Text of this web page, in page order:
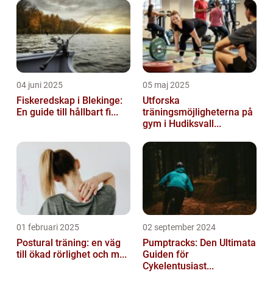
04 juni 2025
Fiskeredskap i Blekinge:
En guide till hållbart fi...
05 maj 2025
Utforska
träningsmöjligheterna på
gym i Hudiksvall...
01 februari 2025
Postural träning: en väg
till ökad rörlighet och m...
02 september 2024
Pumptracks: Den Ultimata
Guiden för
Cykelentusiast...